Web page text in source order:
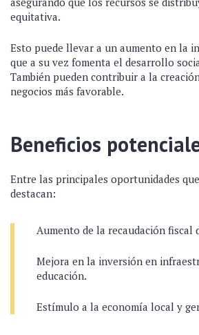
equitativa.
Esto puede llevar a un aumento en la
que a su vez fomenta el desarrollo
También pueden contribuir a la
negocios más favorable.
Beneficios
Entre las principales oportunidades
destacan:
Aumento de la recaudación fiscal
Mejora en la inversión en
educación.
Estímulo a la economía local y